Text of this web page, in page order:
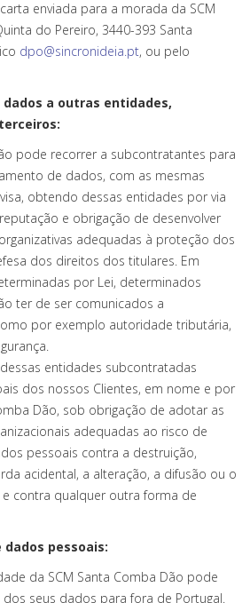
enviada para a morada da SCM
do Pereiro, 3440-393 Santa
dpo@sincronideia.pt, ou pelo
dados a outras entidades,
pode recorrer a subcontratantes para
de dados, com as mesmas
obtendo dessas entidades por via
e obrigação de desenvolver
adequadas à proteção dos
dos direitos dos titulares. Em
por Lei, determinados
ter de ser comunicados a
por exemplo autoridade tributária,
entidades subcontratadas
dos nossos Clientes, em nome e por
Dão, sob obrigação de adotar as
adequadas ao risco de
pessoais contra a destruição,
acidental, a alteração, a difusão ou o
contra qualquer outra forma de
pessoais:
da SCM Santa Comba Dão pode
seus dados para fora de Portugal.